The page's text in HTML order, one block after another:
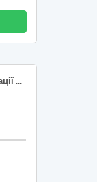
Кейтерингові послуги (Послуги з організації харчування у КНП «Миколаївська обласна дитяча клінічна лікарня» Миколаївської обласної ради)